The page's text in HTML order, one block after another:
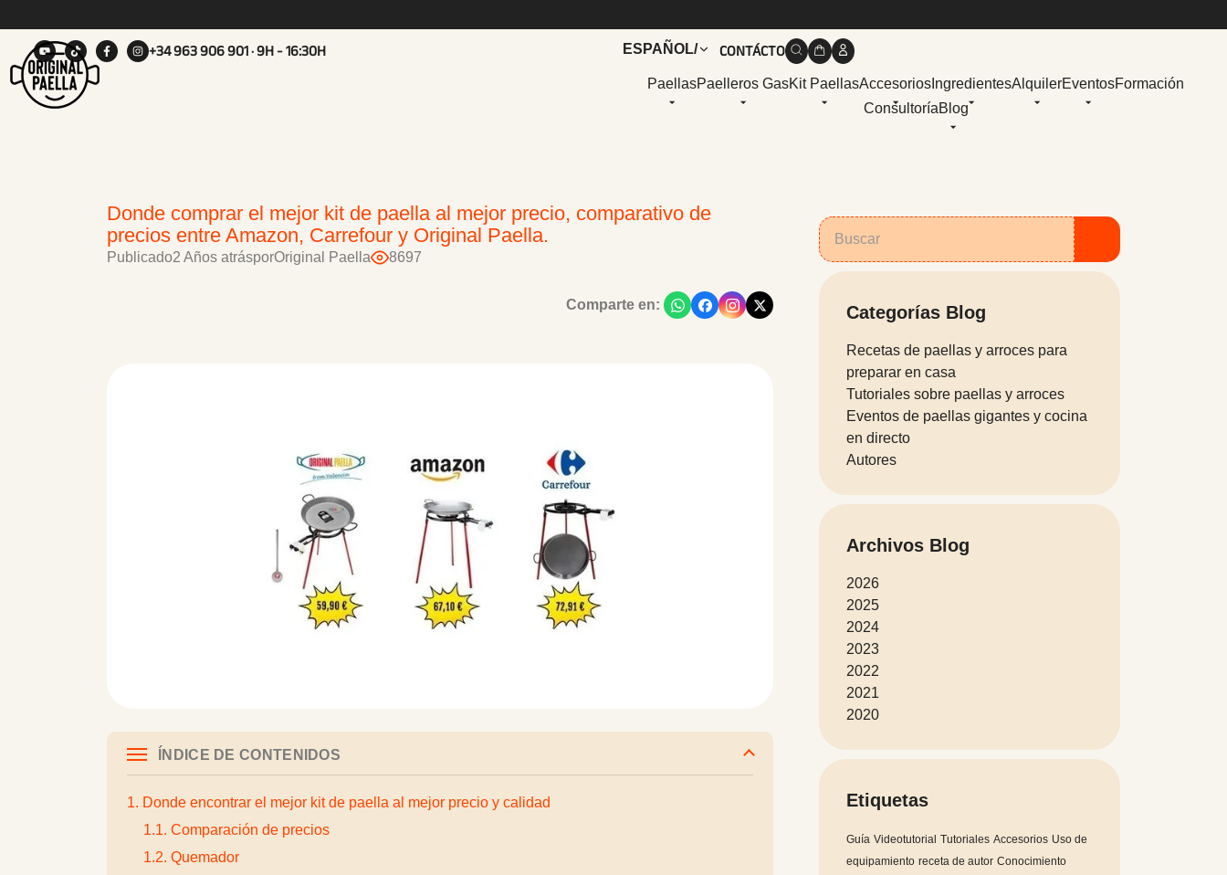
+34 963 906 901· 9H - 16:30H ESPAÑOL/ CONTÁCTO
PaellasPaelleros GasKit PaellasAccesorios IngredientesAlquilerEventosFormación
ConsultoríaBlog
Donde comprar el mejor kit de paella al mejor precio, comparativo de
precios entre Amazon, Carrefour y Original Paella.
Publicado2 Años atrásporOriginal Paella 8697
Comparte en:
ÍNDICE DE CONTENIDOS
1. Donde encontrar el mejor kit de paella al mejor precio y calidad
1.1. Comparación de precios
1.2. Quemador
Categorías Blog
Recetas de paellas y arroces para
preparar en casa
Tutoriales sobre paellas y arroces
Eventos de paellas gigantes y cocina
en directo
Autores
Archivos Blog
2026
2025
2024
2023
2022
2021
2020
Etiquetas
Guía Videotutorial Tutoriales Accesorios Uso de
equipamiento receta de autor Conocimiento